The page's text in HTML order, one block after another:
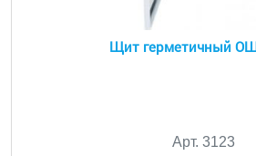
Щит герметичный
Арт. 3123